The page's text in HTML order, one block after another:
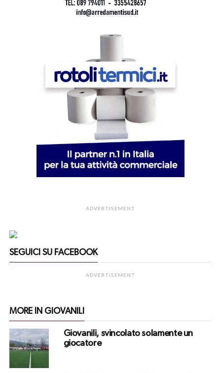
ADVERTISEMENT
SEGUICI SU FACEBOOK
ADVERTISEMENT
MORE IN GIOVANILI
Giovanili, svincolato solamente un
giocatore